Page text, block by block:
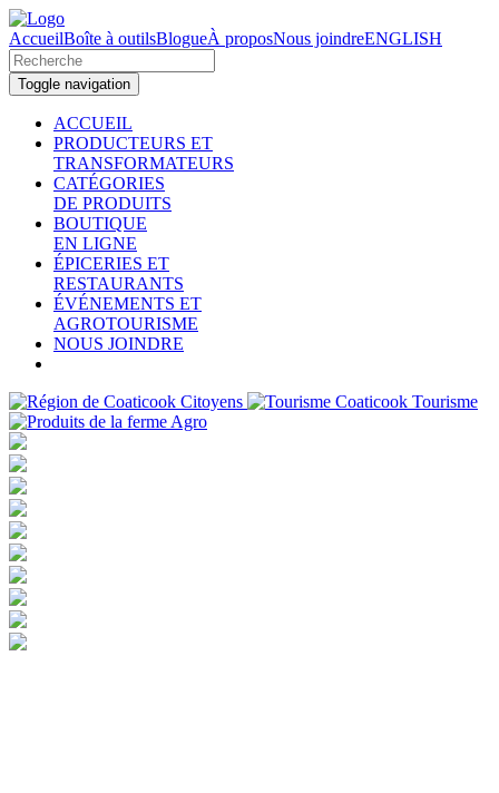
AccueilBoîte à outilsBlogueÀ proposNous joindreENGLISH
Toggle navigation
ACCUEIL
PRODUCTEURS ET
TRANSFORMATEURS
CATÉGORIES
DE PRODUITS
BOUTIQUE
EN LIGNE
ÉPICERIES ET
RESTAURANTS
ÉVÉNEMENTS ET
AGROTOURISME
NOUS JOINDRE
Citoyens
Tourisme
Agro